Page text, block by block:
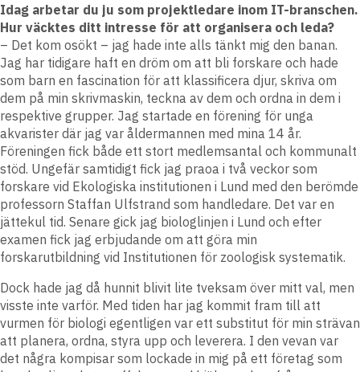
Idag arbetar du ju som projektledare inom IT-branschen.
Hur väcktes ditt intresse för att organisera och leda?
– Det kom osökt – jag hade inte alls tänkt mig den banan.
Jag har tidigare haft en dröm om att bli forskare och hade
som barn en fascination för att klassificera djur, skriva om
dem på min skrivmaskin, teckna av dem och ordna in dem i
respektive grupper. Jag startade en förening för unga
akvarister där jag var åldermannen med mina 14 år.
Föreningen fick både ett stort medlemsantal och kommunalt
stöd. Ungefär samtidigt fick jag praoa i två veckor som
forskare vid Ekologiska institutionen i Lund med den berömde
professorn Staffan Ulfstrand som handledare. Det var en
jättekul tid. Senare gick jag biologlinjen i Lund och efter
examen fick jag erbjudande om att göra min
forskarutbildning vid Institutionen för zoologisk systematik.
Dock hade jag då hunnit blivit lite tveksam över mitt val, men
visste inte varför. Med tiden har jag kommit fram till att
vurmen för biologi egentligen var ett substitut för min strävan
att planera, ordna, styra upp och leverera. I den vevan var
det några kompisar som lockade in mig på ett företag som